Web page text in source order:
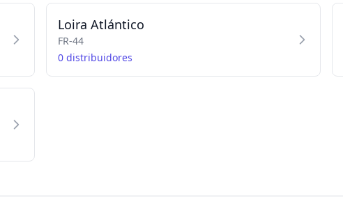
Loira Atlántico
FR-44
0 distribuidores